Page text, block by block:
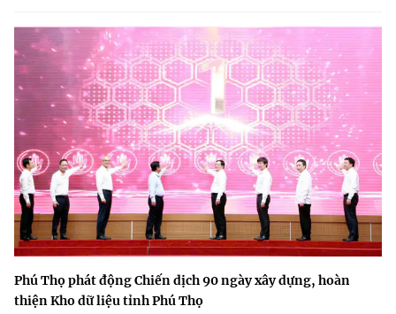
Phú Thọ phát động Chiến dịch 90 ngày xây dựng, hoàn
thiện Kho dữ liệu tỉnh Phú Thọ